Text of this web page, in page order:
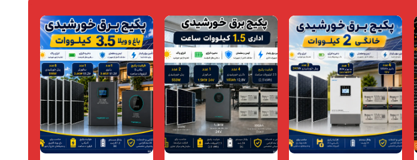
افزودن
به
علاقه
مندی
ها
+
افزودن
به
علاقه
مندی
+
افزودن
به
علاقه
مندی
ها
+